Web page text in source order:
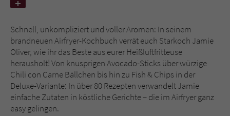
Schnell, unkompliziert und voller Aromen: In seinem
brandneuen Airfryer-Kochbuch verrät euch Starkoch Jamie
Oliver, wie ihr das Beste aus eurer Heißluftfritteuse
herausholt! Von knusprigen Avocado-Sticks über würzige
Chili con Carne Bällchen bis hin zu Fish & Chips in der
Deluxe-Variante: In über 80 Rezepten verwandelt Jamie
einfache Zutaten in köstliche Gerichte – die im Airfryer ganz
easy gelingen.
Name tx_pwcomments_ahash
Anbieter Literatur-Couch Medien GmbH & Co. KG
Laufzeit 1 Jahr
Zweck Cookie für Kommentare einzelner Buchtitel